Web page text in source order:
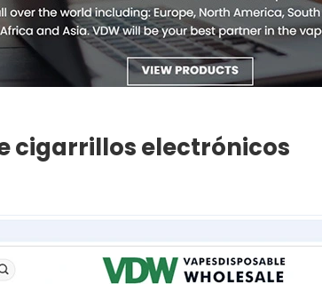
cigarrillos electrónicos